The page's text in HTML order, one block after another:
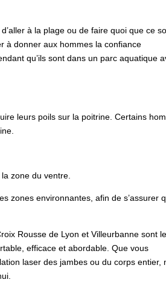
à la plage ou de faire quoi que ce
à donner aux hommes la confiance
qu’ils sont dans un parc aquatique
leurs poils sur la poitrine. Certains
zone du ventre.
zones environnantes, afin de s’assurer
Rousse de Lyon et Villeurbanne sont
efficace et abordable. Que vous
laser des jambes ou du corps entier,